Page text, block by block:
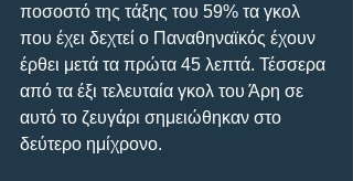
ποσοστό της τάξης του 59% τα γκολ
που έχει δεχτεί ο Παναθηναϊκός έχουν
έρθει μετά τα πρώτα 45 λεπτά. Τέσσερα
από τα έξι τελευταία γκολ του Άρη σε
αυτό το ζευγάρι σημειώθηκαν στο
δεύτερο ημίχρονο.